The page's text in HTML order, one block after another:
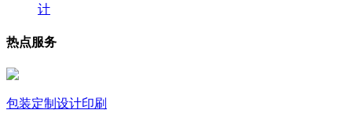
计
热点服务
包装定制设计印刷